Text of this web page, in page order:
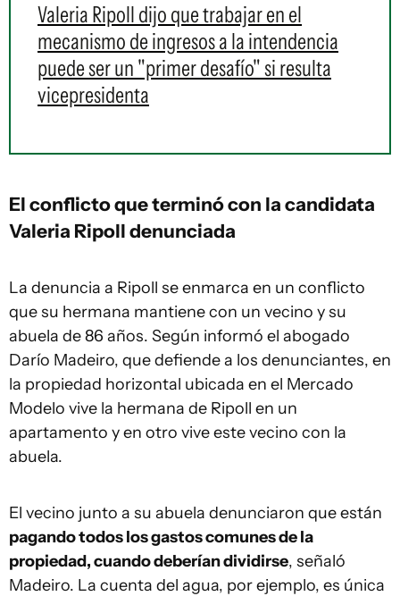
Valeria Ripoll dijo que trabajar en el
mecanismo de ingresos a la intendencia
puede ser un "primer desafío" si resulta
vicepresidenta
El conflicto que terminó con la candidata
Valeria Ripoll denunciada
La denuncia a Ripoll se enmarca en un conflicto
que su hermana mantiene con un vecino y su
abuela de 86 años. Según informó el abogado
Darío Madeiro, que defiende a los denunciantes, en
la propiedad horizontal ubicada en el Mercado
Modelo vive la hermana de Ripoll en un
apartamento y en otro vive este vecino con la
abuela.
El vecino junto a su abuela denunciaron que están
pagando todos los gastos comunes de la
propiedad, cuando deberían dividirse, señaló
Madeiro. La cuenta del agua, por ejemplo, es única